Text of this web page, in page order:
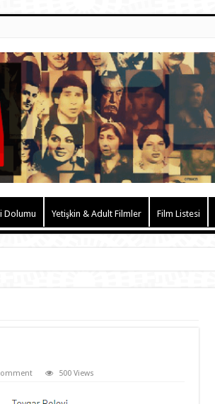
Dolumu Yetişkin & Adult Filmler Film Listesi
500 Views